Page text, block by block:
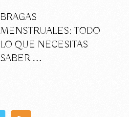
BRAGAS
MENSTRUALES: TODO
LO QUE NECESITAS
SABER …